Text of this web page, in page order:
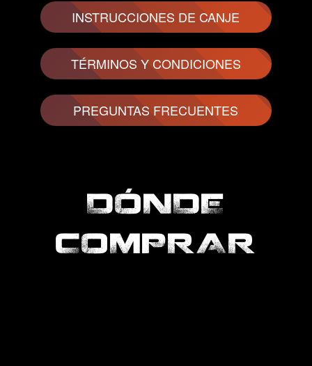
INSTRUCCIONES DE CANJE
TÉRMINOS Y CONDICIONES
PREGUNTAS FRECUENTES
DÓNDE
COMPRAR